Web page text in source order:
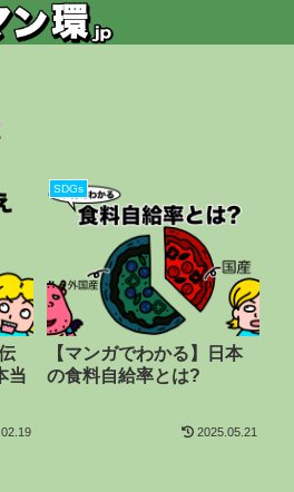
当
SDGs
【マンガでわかる】日本
の食料自給率とは?
2025.05.21